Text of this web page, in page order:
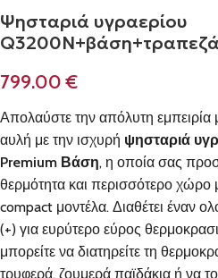
Ψησταριά υγραερίου
799.00€
Απολαύστε την απόλυτη
αυλή με την ισχυρή ψησταριά
Premium Βάση, η οποία σας
θερμότητα και περισσότερο χώρο
compact μοντέλα. Διαθέτει έναν
(+) για ευρύτερο εύρος
μπορείτε να διατηρείτε τη
τρυφερά, ζουμερά παϊδάκια ή να